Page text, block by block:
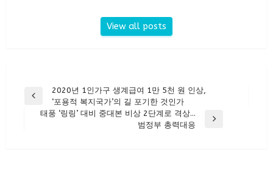
View all posts
글
Previous
Post
2020년 1인가구 생계급여 1만 5천 원 인상,
‘포용적 복지국가’의 길 포기한 것인가
태풍 ‘링링’ 대비 중대본 비상 2단계로 격상…
범정부 총력대응